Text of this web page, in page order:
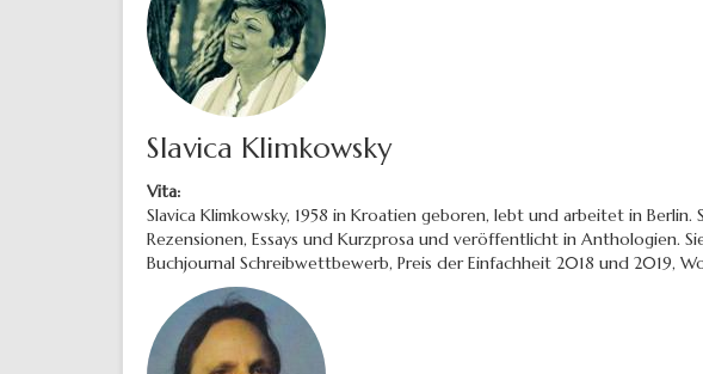
Slavica Klimkowsky
Vita:
Slavica Klimkowsky, 1958 in Kroatien geboren, lebt und arbeitet in
Rezensionen, Essays und Kurzprosa und veröffentlicht in Anthologien.
Buchjournal Schreibwettbewerb, Preis der Einfachheit 2018 und 2019,